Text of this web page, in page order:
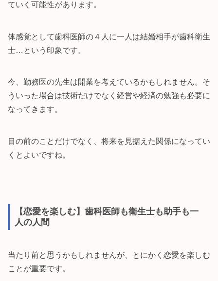
ていく可能性があります。
体感覚として歯科医師の４人に一人は結婚相手が歯科衛生
士…という印象です。
今、勤務医の先生は開業を考えているかもしれません。そ
ういった場合は技術だけでなく経営や経済の勉強も必要に
なってきます。
目の前のことだけでなく、将来を見据えた関係になってい
くとよいですね。
【恋愛を楽しむ】歯科医師も衛生士も助手も一
人の人間
当たり前と思うかもしれませんが、とにかく恋愛を楽しむ
ことが重要です。